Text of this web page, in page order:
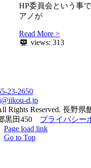
HP委員会という事
アノが
Read More >
views: 313
23-2650
d.jp
Rights Reserved. 長野
黒田450 プライバシー
Page load link
Go to Top